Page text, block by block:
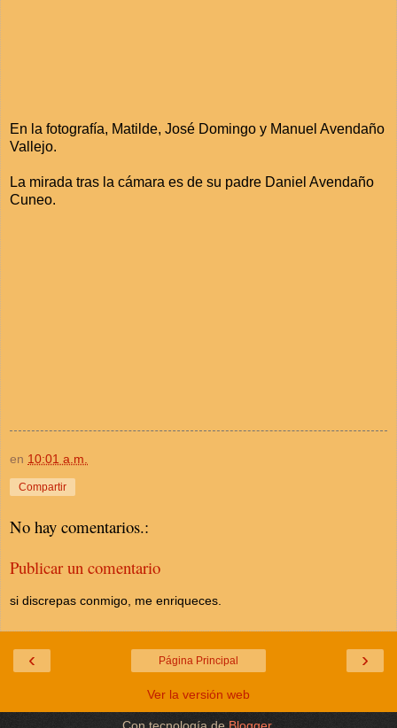
En la fotografía, Matilde, José Domingo y Manuel Avendaño
Vallejo.
La mirada tras la cámara es de su padre Daniel Avendaño
Cuneo.
en 10:01 a.m.
Compartir
No hay comentarios.:
Publicar un comentario
si discrepas conmigo, me enriqueces.
‹ ›
Página Principal
Ver la versión web